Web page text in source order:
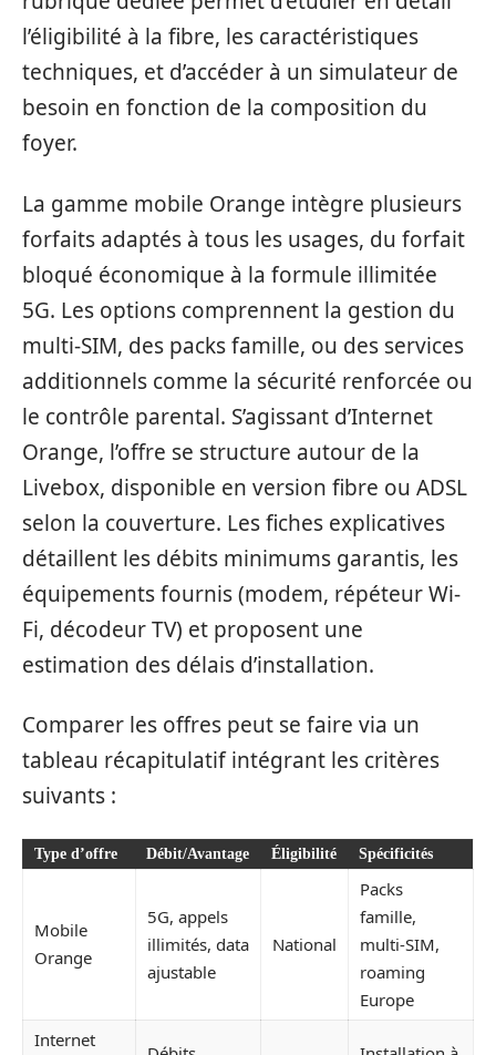
l’éligibilité à la fibre, les caractéristiques
techniques, et d’accéder à un simulateur de
besoin en fonction de la composition du
foyer.
La gamme mobile Orange intègre plusieurs
forfaits adaptés à tous les usages, du forfait
bloqué économique à la formule illimitée
5G. Les options comprennent la gestion du
multi-SIM, des packs famille, ou des services
additionnels comme la sécurité renforcée ou
le contrôle parental. S’agissant d’Internet
Orange, l’offre se structure autour de la
Livebox, disponible en version fibre ou ADSL
selon la couverture. Les fiches explicatives
détaillent les débits minimums garantis, les
équipements fournis (modem, répéteur Wi-
Fi, décodeur TV) et proposent une
estimation des délais d’installation.
Comparer les offres peut se faire via un
tableau récapitulatif intégrant les critères
suivants :
Type d’offre Débit/Avantage Éligibilité Spécificités
Mobile
Orange
5G, appels
illimités, data
ajustable
National
Packs
famille,
multi-SIM,
roaming
Europe
Internet